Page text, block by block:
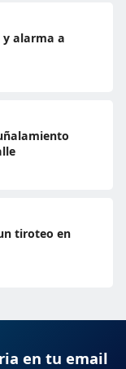
y alarma a
tiroteo en
en tu email